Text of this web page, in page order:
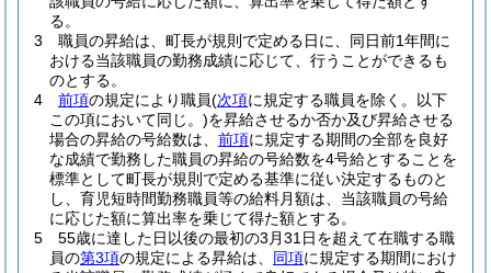
る。
3
職員の昇給は、町長が規則で定める日に、同日前1年間に
おける当該職員の勤務成績に応じて、行うことができるも
のとする。
4
前項の規定により職員(次項に規定する職員を除く。以下
この項において同じ。)を昇給させるか否か及び昇給させる
場合の昇給の号給数は、 前項に規定する期間の全部を良好
な成績で勤務した職員の昇給の号給数を4号給とすることを
標準として町長が規則で定める基準に従い決定するものと
し、育児短時間勤務職員等の給料月額は、当該職員の号給
に応じた額に算出率を乗じて得た額とする。
5
55歳に達した日以後の最初の3月31日を超えて在職する職
員の第3項の規定による昇給は、 同項に規定する期間におけ